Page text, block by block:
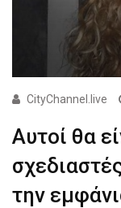
CityChannel.live
Αυτοί θα
την